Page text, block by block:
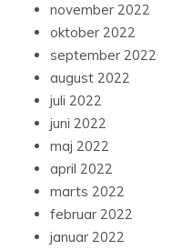
november 2022
oktober 2022
september 2022
august 2022
juli 2022
juni 2022
maj 2022
april 2022
marts 2022
februar 2022
januar 2022